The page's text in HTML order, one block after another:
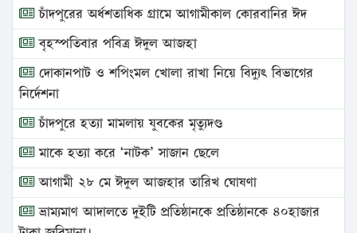
চাঁদপুরের অর্ধশতাধিক গ্রামে আগামীকাল কোরবানির ঈদ
বৃহস্পতিবার পবিত্র ঈদুল আজহা
দোকানপাট ও শপিংমল খোলা রাখা নিয়ে বিদ্যুৎ বিভাগের
নির্দেশনা
চাঁদপুরে হত্যা মামলায় যুবকের মৃত্যুদণ্ড
মাকে হত্যা করে ‘নাটক’ সাজান ছেলে
আগামী ২৮ মে ঈদুল আজহার তারিখ ঘোষণা
ভ্রাম্যমাণ আদালতে দুইটি প্রতিষ্ঠানকে প্রতিষ্ঠানকে ৪০হাজার